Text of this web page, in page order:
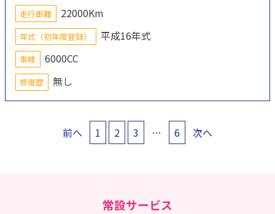
走行距離 22000Km
年式（初年度登録） 平成16年式
車検 6000CC
修復歴 無し
前へ 1 2 3 … 6 次へ
常設サービス